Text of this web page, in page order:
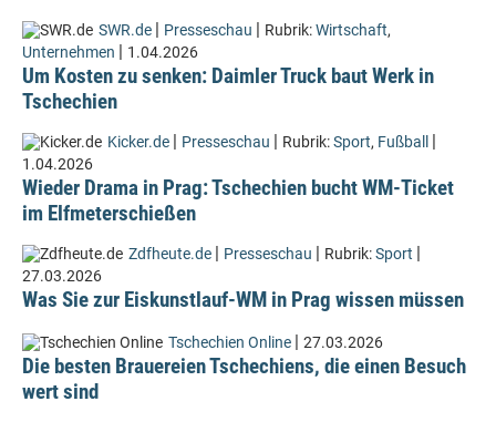
SWR.de | Presseschau | Rubrik:Wirtschaft,
Unternehmen | 1.04.2026
Um Kosten zu senken: Daimler Truck baut Werk in
Tschechien
Kicker.de | Presseschau | Rubrik:Sport, Fußball |
1.04.2026
Wieder Drama in Prag: Tschechien bucht WM-Ticket
im Elfmeterschießen
Zdfheute.de | Presseschau | Rubrik:Sport |
27.03.2026
Was Sie zur Eiskunstlauf-WM in Prag wissen müssen
Tschechien Online | 27.03.2026
Die besten Brauereien Tschechiens, die einen Besuch
wert sind